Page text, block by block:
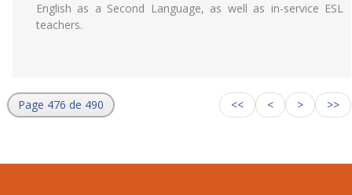
English as a Second Language, as well as in-service ESL
teachers.
Page 476 de 490 << < > >>